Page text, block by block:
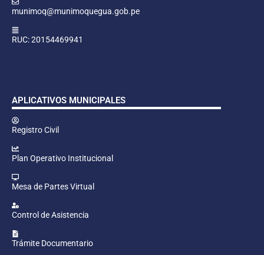
munimoq@munimoquegua.gob.pe
RUC: 20154469941
APLICATIVOS MUNICIPALES
Registro Civil
Plan Operativo Institucional
Mesa de Partes Virtual
Control de Asistencia
Trámite Documentario